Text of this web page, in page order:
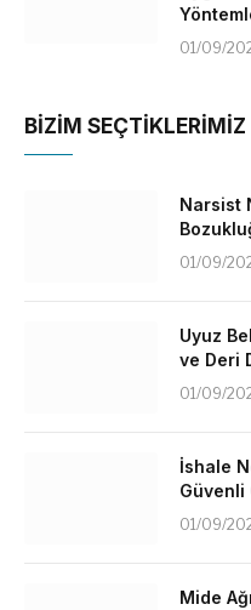
01/09/
BİZİM SEÇTİKLERİMİZ
Narsist
01/09/
Uyuz
ve Deri
01/09/
İshale
Güvenli
01/09/
Mide